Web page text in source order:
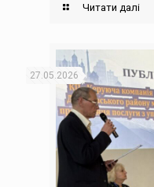
Читати далі
27.05.2026